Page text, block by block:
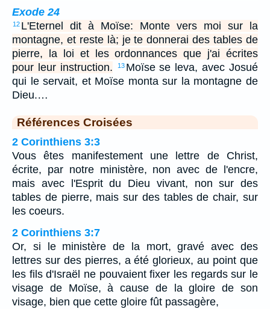
Exode 24
12 L'Eternel dit à Moïse: Monte vers moi sur la
montagne, et reste là; je te donnerai des tables de
pierre, la loi et les ordonnances que j'ai écrites
pour leur instruction.
13 Moïse se leva, avec Josué
qui le servait, et Moïse monta sur la montagne de
Dieu.…
Références Croisées
2 Corinthiens 3:3
Vous êtes manifestement une lettre de Christ,
écrite, par notre ministère, non avec de l'encre,
mais avec l'Esprit du Dieu vivant, non sur des
tables de pierre, mais sur des tables de chair, sur
les coeurs.
2 Corinthiens 3:7
Or, si le ministère de la mort, gravé avec des
lettres sur des pierres, a été glorieux, au point que
les fils d'Israël ne pouvaient fixer les regards sur le
visage de Moïse, à cause de la gloire de son
visage, bien que cette gloire fût passagère,